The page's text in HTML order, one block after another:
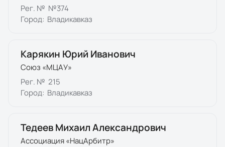
Рег. № №374
Город: Владикавказ
Карякин Юрий Иванович
Союз «МЦАУ»
Рег. № 215
Город: Владикавказ
Тедеев Михаил Александрович
Ассоциация «НацАрбитр»